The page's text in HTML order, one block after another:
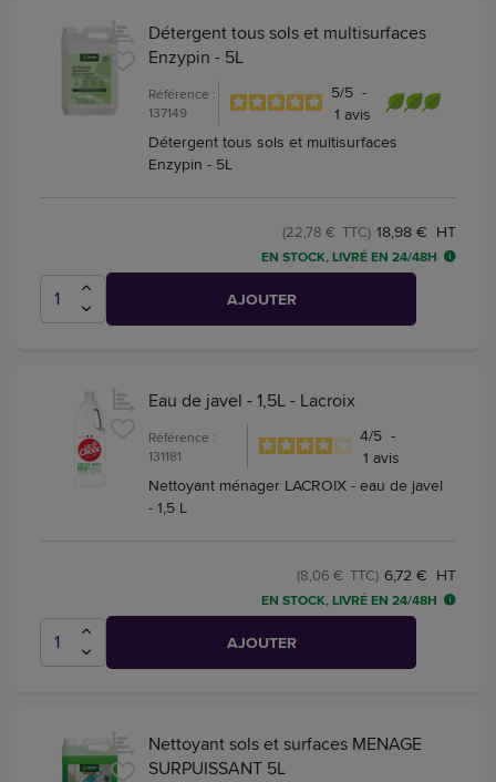
Détergent tous sols et multisurfaces
Enzypin - 5L
Référence :
137149
5/5 -
1 avis
Détergent tous sols et multisurfaces
Enzypin - 5L
18,98 € HT
(22,78 € TTC)
EN STOCK, LIVRÉ EN 24/48H
AJOUTER
Eau de javel - 1,5L - Lacroix
Référence :
131181
4/5 -
1avis
Nettoyant ménager LACROIX - eau de javel
- 1,5 L
6,72 € HT
(8,06 € TTC)
EN STOCK, LIVRÉ EN 24/48H
AJOUTER
Nettoyant sols et surfaces MENAGE
SURPUISSANT 5L